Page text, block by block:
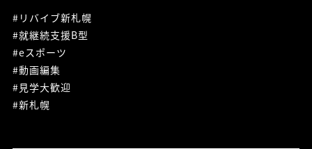
#リバイブ新札幌
#就継続支援B型
#eスポーツ
#動画編集
#見学大歓迎
#新札幌